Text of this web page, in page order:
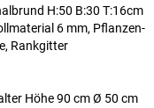
H:50 B:30 T:16cm
6 mm, Pflan­zen­
Rank­git­ter
Höhe 90 cm Ø 50 cm